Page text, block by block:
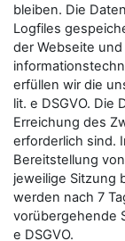
bleiben. Die
Logfiles
der Webseite
erfüllen wir die
lit. e DSGVO. Die
Erreichung des
erforderlich sind.
Bereitstellung
jeweilige Sitzung
werden nach 7
vorübergehende
e DSGVO.